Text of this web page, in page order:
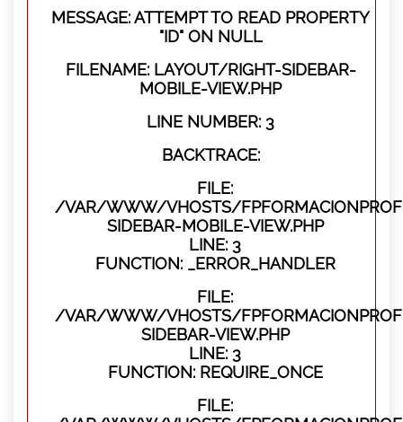
MESSAGE: ATTEMPT TO READ PROPERTY
"ID" ON NULL
FILENAME: LAYOUT/RIGHT-SIDEBAR-
MOBILE-VIEW.PHP
LINE NUMBER: 3
BACKTRACE:
FILE:
/VAR/WWW/VHOSTS/
SIDEBAR-MOBILE-VIEW.PHP
LINE: 3
FUNCTION: _ERROR_HANDLER
FILE:
/VAR/WWW/VHOSTS/
SIDEBAR-VIEW.PHP
LINE: 3
FUNCTION: REQUIRE_ONCE
FILE: